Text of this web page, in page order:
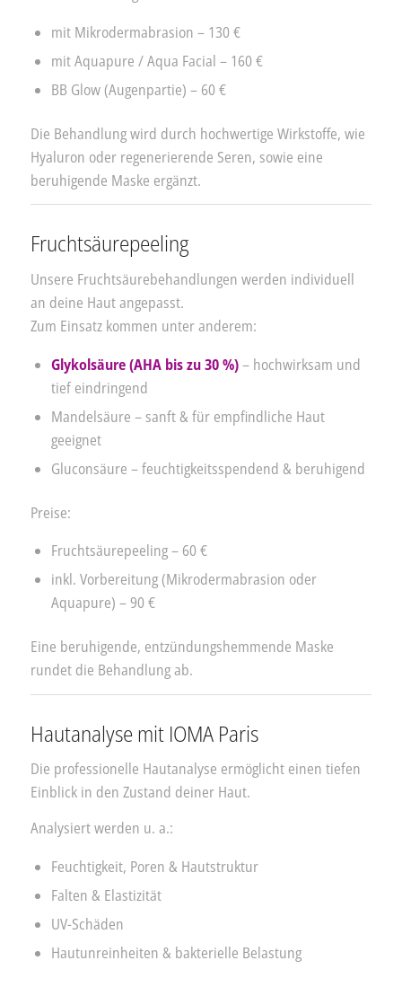
mit Mikrodermabrasion – 130 €
mit Aquapure / Aqua Facial – 160 €
BB Glow (Augenpartie) – 60 €
Die Behandlung wird durch hochwertige Wirkstoffe, wie
Hyaluron oder regenerierende Seren, sowie eine
beruhigende Maske ergänzt.
Fruchtsäurepeeling
Unsere Fruchtsäurebehandlungen werden individuell
an deine Haut angepasst.
Zum Einsatz kommen unter anderem:
Glykolsäure (AHA bis zu 30 %)– hochwirksam und
tief eindringend
Mandelsäure – sanft & für empfindliche Haut
geeignet
Gluconsäure – feuchtigkeitsspendend & beruhigend
Preise:
Fruchtsäurepeeling – 60 €
inkl. Vorbereitung (Mikrodermabrasion oder
Aquapure) – 90 €
Eine beruhigende, entzündungshemmende Maske
rundet die Behandlung ab.
Hautanalyse mit IOMA Paris
Die professionelle Hautanalyse ermöglicht einen tiefen
Einblick in den Zustand deiner Haut.
Analysiert werden u. a.:
Feuchtigkeit, Poren & Hautstruktur
Falten & Elastizität
UV-Schäden
Hautunreinheiten & bakterielle Belastung